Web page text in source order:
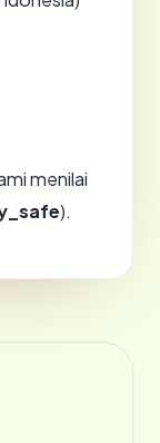
menilai
).